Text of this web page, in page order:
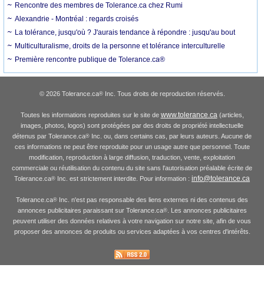
Rencontre des membres de Tolerance.ca chez Rumi
Alexandrie - Montréal : regards croisés
La tolérance, jusqu'où ? J'aurais tendance à répondre : jusqu'au bout
Multiculturalisme, droits de la personne et tolérance interculturelle
Première rencontre publique de Tolerance.ca®
© 2026 Tolerance.ca®Inc. Tous droits de reproduction réservés.
Toutes les informations reproduites sur le site de www.tolerance.ca (articles,
images, photos, logos) sont protégées par des droits de propriété intellectuelle
détenus par Tolerance.ca® Inc. ou, dans certains cas, par leurs auteurs. Aucune de
ces informations ne peut être reproduite pour un usage autre que personnel. Toute
modification, reproduction à large diffusion, traduction, vente, exploitation
commerciale ou réutilisation du contenu du site sans l'autorisation préalable écrite de
Tolerance.ca® Inc. est strictement interdite. Pour information : info@tolerance.ca
Tolerance.ca® Inc. n'est pas responsable des liens externes ni des contenus des
annonces publicitaires paraissant sur Tolerance.ca®. Les annonces publicitaires
peuvent utiliser des données relatives à votre navigation sur notre site, afin de vous
proposer des annonces de produits ou services adaptées à vos centres d'intérêts.